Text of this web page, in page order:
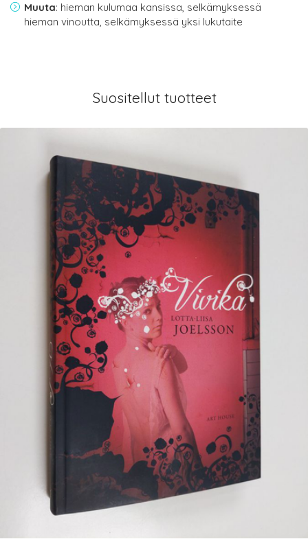
Muuta: hieman kulumaa kansissa, selkämyksessä
hieman vinoutta, selkämyksessä yksi lukutaite
Suositellut tuotteet